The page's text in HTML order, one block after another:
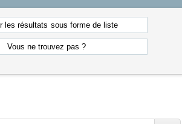
les résultats sous forme de liste
Vous ne trouvez pas ?